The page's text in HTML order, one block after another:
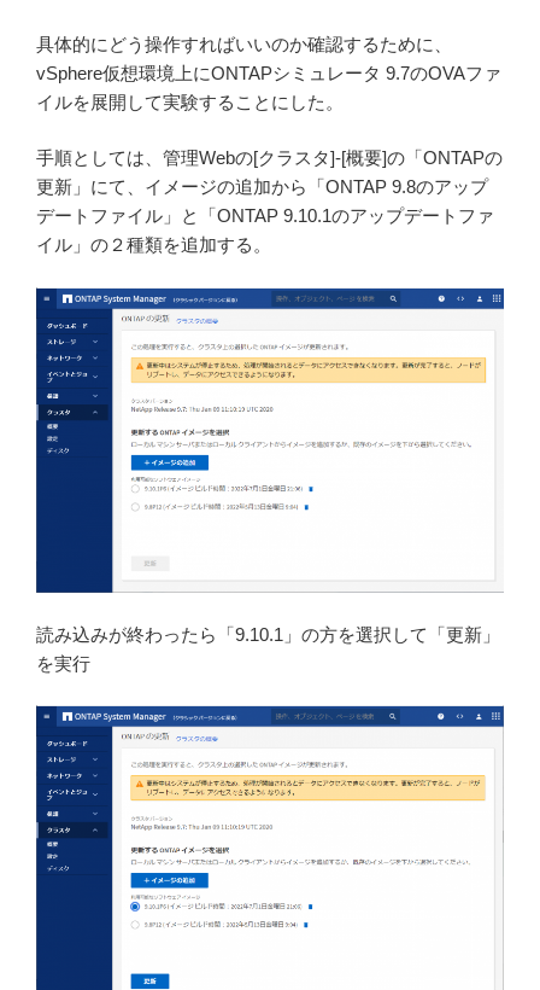
具体的にどう操作すればいいのか確認するために、
vSphere仮想環境上にONTAPシミュレータ 9.7のOVAファ
イルを展開して実験することにした。
手順としては、管理Webの[クラスタ]-[概要]の「ONTAPの
更新」にて、イメージの追加から「ONTAP 9.8のアップ
デートファイル」と「ONTAP 9.10.1のアップデートファ
イル」の２種類を追加する。
読み込みが終わったら「9.10.1」の方を選択して「更新」
を実行